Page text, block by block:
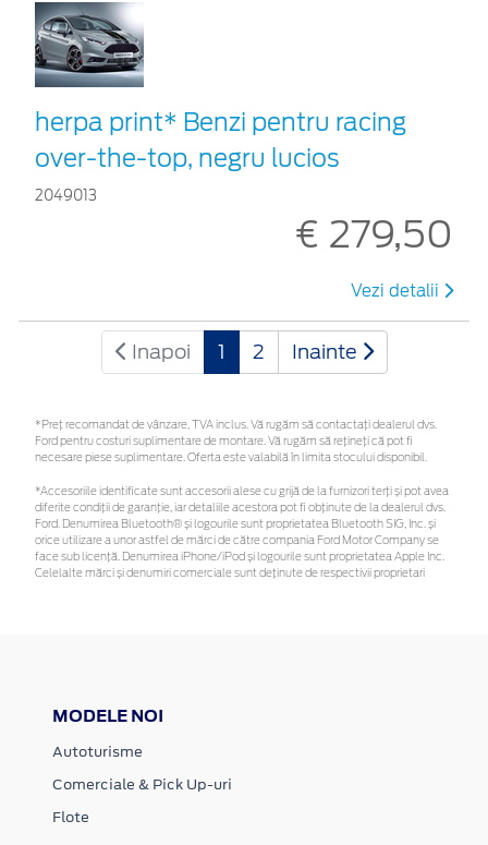
herpa print* Benzi pentru racing
over-the-top, negru lucios
2049013
€ 279,50
Vezi detalii
Inapoi 1 2 Inainte
*Preţ recomandat de vânzare, TVA inclus. Vă rugăm să contactaţi dealerul dvs.
Ford pentru costuri suplimentare de montare. Vă rugăm să rețineți că pot fi
necesare piese suplimentare. Oferta este valabilă în limita stocului disponibil.
*Accesoriile identificate sunt accesorii alese cu grijă de la furnizori terți și pot avea
diferite condiții de garanție, iar detaliile acestora pot fi obținute de la dealerul dvs.
Ford. Denumirea Bluetooth® și logourile sunt proprietatea Bluetooth SIG, Inc. și
orice utilizare a unor astfel de mărci de către compania Ford Motor Company se
face sub licență. Denumirea iPhone/iPod și logourile sunt proprietatea Apple Inc.
Celelalte mărci și denumiri comerciale sunt deținute de respectivii proprietari
MODELE NOI
Autoturisme
Comerciale & Pick Up-uri
Flote